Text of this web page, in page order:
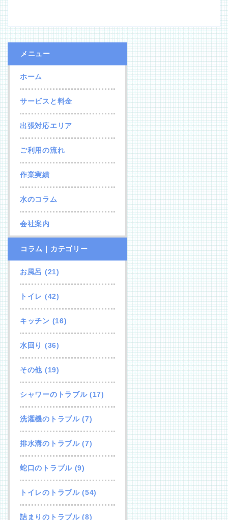
メニュー
ホーム
サービスと料金
出張対応エリア
ご利用の流れ
作業実績
水のコラム
会社案内
コラム｜カテゴリー
お風呂 (21)
トイレ (42)
キッチン (16)
水回り (36)
その他 (19)
シャワーのトラブル(17)
洗濯機のトラブル(7)
排水溝のトラブル(7)
蛇口のトラブル(9)
トイレのトラブル(54)
詰まりのトラブル(8)